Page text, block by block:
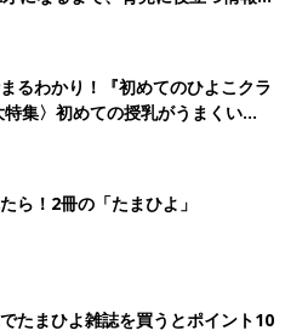
るわかり！『初めてのひよこクラ
集〉初めての授乳がうまくい
クの基本と夏のトラブル 解決テ
ら！2冊の「たまひよ」
たまひよ雑誌を買うとポイント10